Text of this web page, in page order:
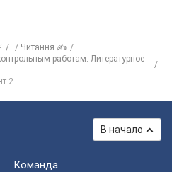
Читання ✍
работам. Литературное
2
В начало
Команда